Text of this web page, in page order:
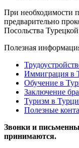
При необходимости
предварительно
Посольства
Полезная
Иммиграция в
Обучение в
Заключение
Туризм в
Полезные
Звонки и
принимаются.